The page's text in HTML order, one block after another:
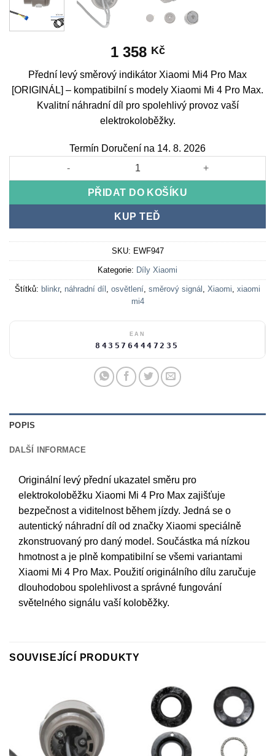
1 358 Kč
Přední levý směrový indikátor Xiaomi Mi4 Pro Max
[ORIGINÁL] – kompatibilní s modely Xiaomi Mi 4 Pro Max.
Kvalitní náhradní díl pro spolehlivý provoz vaší
elektrokoloběžky.
Termín Doručení na 14. 8. 2026
Front Left Turn Signal Xiaomi Mi4 Pro Max [ORIGINAL]
PŘIDAT DO KOŠÍKU
KUP TEĎ
SKU: EWF947
Kategorie: Díly Xiaomi
Štítků: blinkr, náhradní díl , osvětlení, směrový signál , Xiaomi, xiaomi
mi4
EAN
8435764447235
POPIS
DALŠÍ INFORMACE
Originální levý přední ukazatel směru pro
elektrokoloběžku Xiaomi Mi 4 Pro Max zajišťuje
bezpečnost a viditelnost během jízdy. Jedná se o
autentický náhradní díl od značky Xiaomi speciálně
zkonstruovaný pro daný model. Součástka má nízkou
hmotnost a je plně kompatibilní se všemi variantami
Xiaomi Mi 4 Pro Max. Použití originálního dílu zaručuje
dlouhodobou spolehlivost a správné fungování
světelného signálu vaší koloběžky.
SOUVISEJÍCÍ PRODUKTY